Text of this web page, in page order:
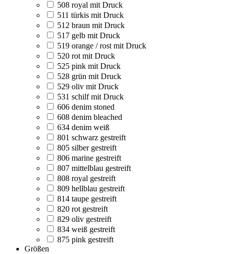
508 royal mit Druck
511 türkis mit Druck
512 braun mit Druck
517 gelb mit Druck
519 orange / rost mit Druck
520 rot mit Druck
525 pink mit Druck
528 grün mit Druck
529 oliv mit Druck
531 schilf mit Druck
606 denim stoned
608 denim bleached
634 denim weiß
801 schwarz gestreift
805 silber gestreift
806 marine gestreift
807 mittelblau gestreift
808 royal gestreift
809 hellblau gestreift
814 taupe gestreift
820 rot gestreift
829 oliv gestreift
834 weiß gestreift
875 pink gestreift
Größen